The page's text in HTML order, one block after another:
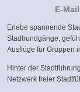
E-
Erlebe spannende
Stadtrundgänge,
Ausflüge für Gruppen
Hinter der
Netzwerk freier